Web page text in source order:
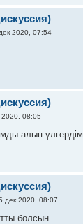
2020, 07:54
2020, 08:05
алып үлгердім
дек 2020, 08:07
болсын